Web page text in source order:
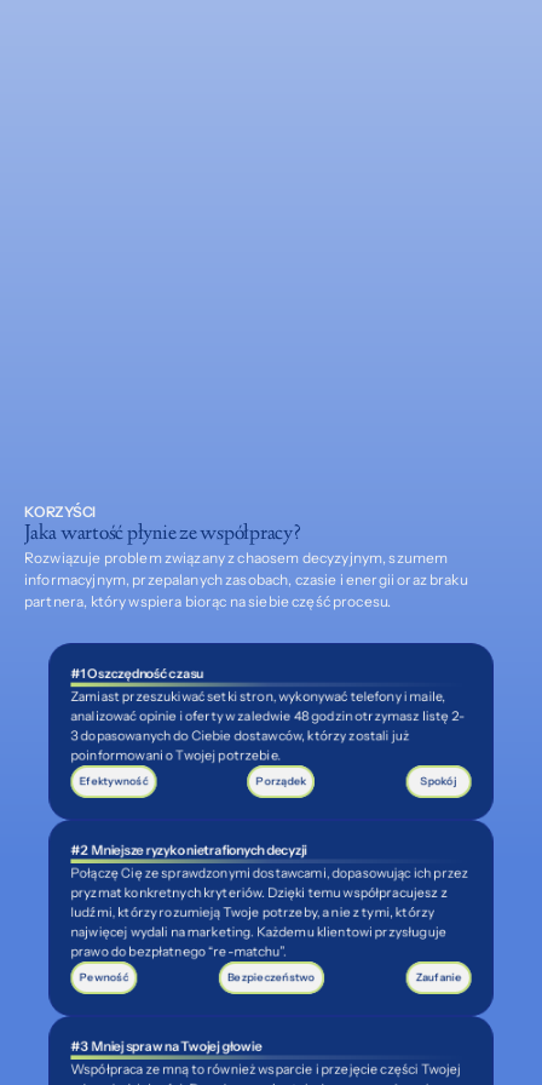
KORZYŚCI
Jaka wartość płynie ze współpracy?
Rozwiązuje problem związany z chaosem decyzyjnym, szumem
informacyjnym, przepalanych zasobach, czasie i energii oraz braku
partnera, który wspiera biorąc na siebie część procesu.
#1 Oszczędność czasu
Zamiast przeszukiwać setki stron, wykonywać telefony i maile,
analizować opinie i oferty w zaledwie 48 godzin otrzymasz listę 2-
3 dopasowanych do Ciebie dostawców, którzy zostali już
poinformowani o Twojej potrzebie.
Efektywność Porządek Spokój
#2  Mniejsze ryzyko nietrafionych decyzji
Połączę Cię ze sprawdzonymi dostawcami, dopasowując ich przez
pryzmat konkretnych kryteriów. Dzięki temu współpracujesz z
ludźmi, którzy rozumieją Twoje potrzeby, a nie z tymi, którzy
najwięcej wydali na marketing. Każdemu klientowi przysługuje
prawo do bezpłatnego “re-matchu”.
Pewność Bezpieczeństwo Zaufanie
#3  Mniej spraw na Twojej głowie
Współpraca ze mną to również wsparcie i przejęcie części Twojej